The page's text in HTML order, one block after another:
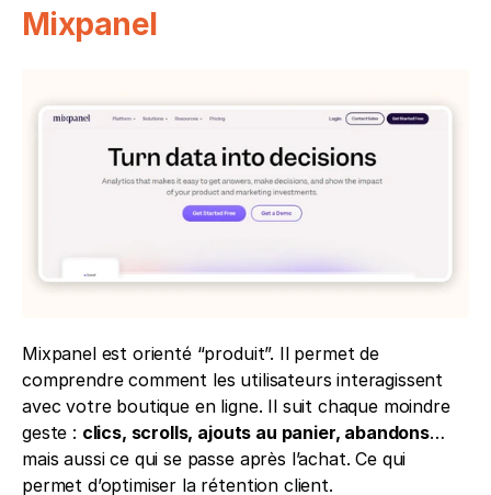
Mixpanel
Mixpanel est orienté “produit”. Il permet de
comprendre comment les utilisateurs interagissent
avec votre boutique en ligne. Il suit chaque moindre
geste : clics, scrolls, ajouts au panier, abandons…
mais aussi ce qui se passe après l’achat. Ce qui
permet d’optimiser la rétention client.